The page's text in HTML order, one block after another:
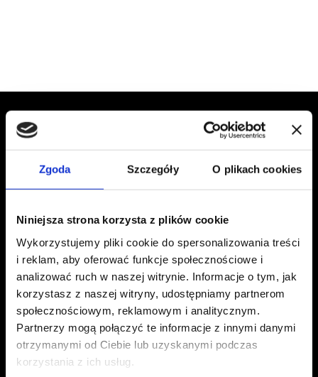
Zgoda Szczegóły O plikach cookies
Niniejsza strona korzysta z plików cookie
Wykorzystujemy pliki cookie do spersonalizowania treści
i reklam, aby oferować funkcje społecznościowe i
analizować ruch w naszej witrynie. Informacje o tym, jak
korzystasz z naszej witryny, udostępniamy partnerom
społecznościowym, reklamowym i analitycznym.
Partnerzy mogą połączyć te informacje z innymi danymi
otrzymanymi od Ciebie lub uzyskanymi podczas
korzystania z ich usług.
KAWA PELLINI W TWOIM
DOMU
JAK W KAWIARNI.
Mieszanki Pellini zamieniają każdą przerwę w
domu w wyjątkowe doświadczenie smaku, z tą
samą jakością, jaką znajdziesz w kawiarni.
Kapsułki, kawa mielona czy ziarnista: wybierz
swój sposób, by poczuć się jak w domu.
WSZYSTKIE MIESZANKI